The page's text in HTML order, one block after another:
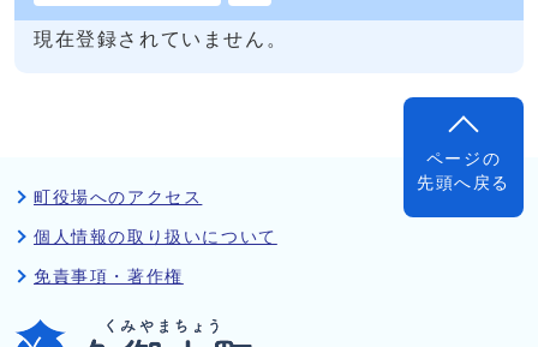
現在登録されていません。
ページの
先頭へ戻る
町役場へのアクセス
個人情報の取り扱いについて
免責事項・著作権